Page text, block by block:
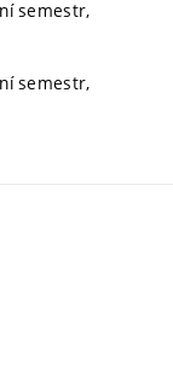
semestr,
semestr,